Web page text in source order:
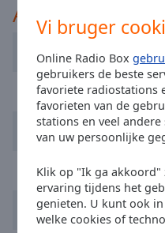
Vi bruger
Online Radio Box
gebruikers de beste
favoriete radiostations
favorieten van de
stations en veel
van uw persoonlijke
Klik op "Ik ga
ervaring tijdens het
genieten. U kunt ook
welke cookies of
Fullscreen
This
modal
window.
Beginning
window.
Escape
Aanbevolen
VOX FM
Radio Zlote
Radio Eska
Polskie Radio
Radio ZET